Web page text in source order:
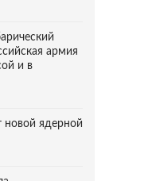
армия
и в
ядерной